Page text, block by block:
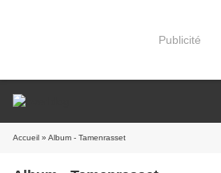
Publicité
Accueil » Album - Tamenrasset